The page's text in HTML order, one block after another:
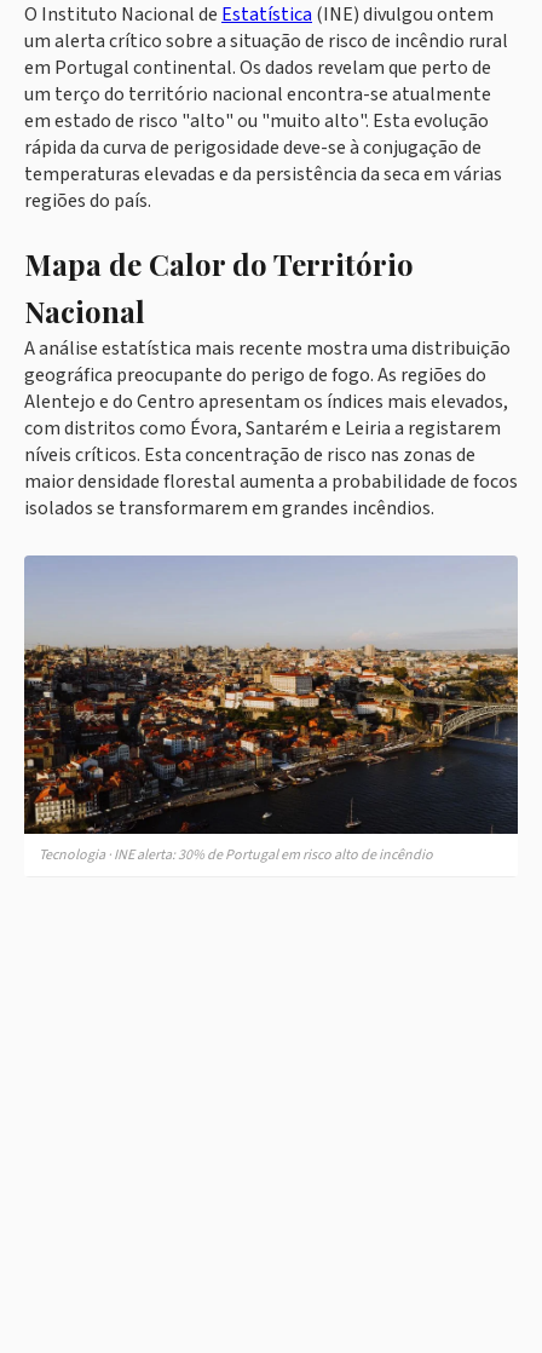
O Instituto Nacional de Estatística (INE) divulgou ontem
um alerta crítico sobre a situação de risco de incêndio rural
em Portugal continental. Os dados revelam que perto de
um terço do território nacional encontra-se atualmente
em estado de risco "alto" ou "muito alto". Esta evolução
rápida da curva de perigosidade deve-se à conjugação de
temperaturas elevadas e da persistência da seca em várias
regiões do país.
Mapa de Calor do Território
Nacional
A análise estatística mais recente mostra uma distribuição
geográfica preocupante do perigo de fogo. As regiões do
Alentejo e do Centro apresentam os índices mais elevados,
com distritos como Évora, Santarém e Leiria a registarem
níveis críticos. Esta concentração de risco nas zonas de
maior densidade florestal aumenta a probabilidade de focos
isolados se transformarem em grandes incêndios.
Tecnologia · INE alerta: 30% de Portugal em risco alto de incêndio